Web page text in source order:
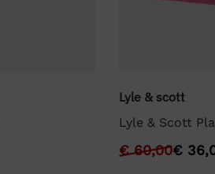
Lyle & scott
Lyle & Scott
€60,00€